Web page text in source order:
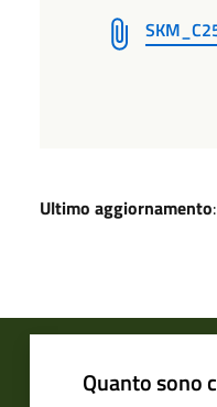
Ultimo aggiornamento
Quanto sono